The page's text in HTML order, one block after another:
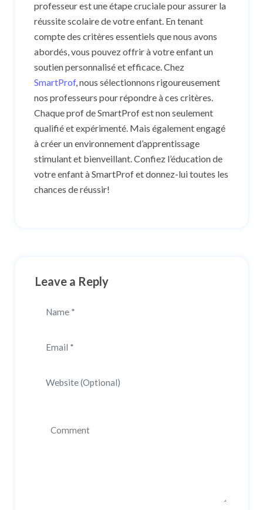
professeur est une étape cruciale pour assurer la
réussite scolaire de votre enfant. En tenant
compte des critères essentiels que nous avons
abordés, vous pouvez offrir à votre enfant un
soutien personnalisé et efficace. Chez
SmartProf, nous sélectionnons rigoureusement
nos professeurs pour répondre à ces critères.
Chaque prof de SmartProf est non seulement
qualifié et expérimenté. Mais également engagé
à créer un environnement d’apprentissage
stimulant et bienveillant. Confiez l’éducation de
votre enfant à SmartProf et donnez-lui toutes les
chances de réussir!
Leave a Reply